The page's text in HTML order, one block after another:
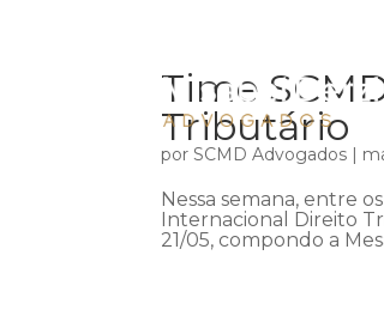
Time
Tributário
porSCMD Advogados |
Nessa semana, entre
Internacional Direito
21/05, compondo a